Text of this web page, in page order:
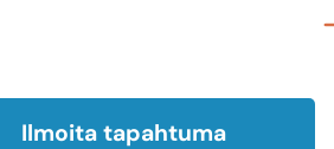
Ilmoita tapahtuma